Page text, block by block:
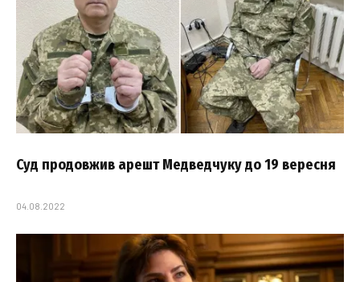
Суд продовжив арешт Медведчуку до 19 вересня
04.08.2022